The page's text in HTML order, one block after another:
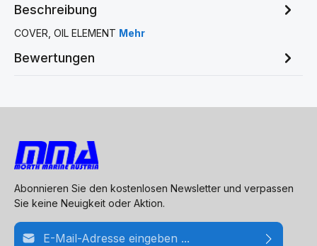
Beschreibung
COVER, OIL ELEMENT Mehr
Bewertungen
Abonnieren Sie den kostenlosen Newsletter und verpassen
Sie keine Neuigkeit oder Aktion.
E-Mail-Adresse*